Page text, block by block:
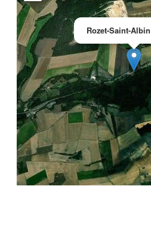
Rozet-Saint-Albin